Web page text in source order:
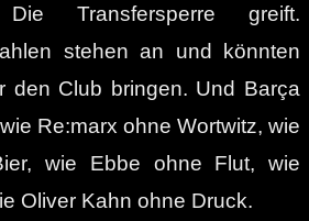
Transfersperre greift.
stehen an und könnten
den Club bringen. Und Barça
Re:marx ohne Wortwitz, wie
wie Ebbe ohne Flut, wie
Oliver Kahn ohne Druck.